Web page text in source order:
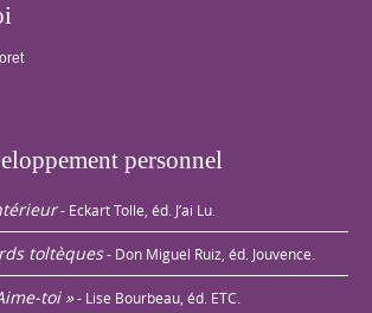
personnel
- Eckart Tolle, éd. J’ai Lu.
toltèques- Don Miguel Ruiz, éd. Jouvence.
toi »- Lise Bourbeau, éd. ETC.